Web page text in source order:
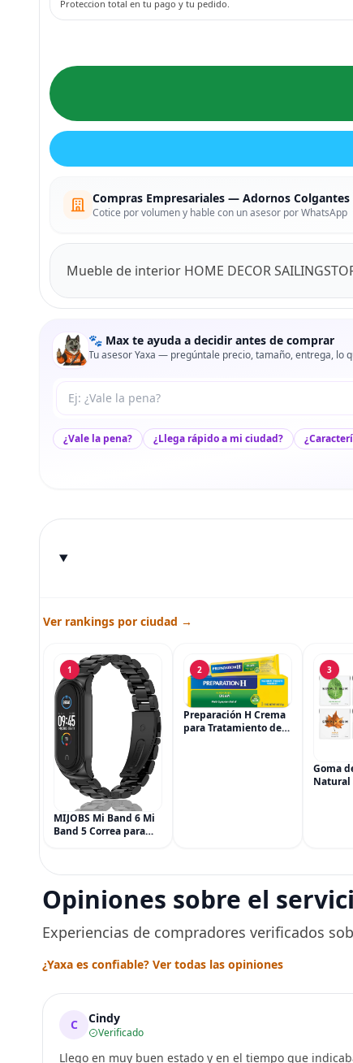
Proteccion total en tu pago y tu pedido.
Compras Empresariales — Adornos Colgantes
Cotice por volumen y hable con un asesor por WhatsApp
Mueble de interior HOME DECOR
🐾 Max te ayuda a decidir antes de comprar
Tu asesor Yaxa — pregúntale precio, tamaño, entrega, lo
Tu pregunta a Max
¿Vale la pena? ¿Llega rápido a mi ciudad?
Ver rankings por ciudad →
1
MIJOBS Mi Band 6 Mi
Band 5 Correa para
de metal para Mi
Smart Band 6
2
Preparación H Crema
para Tratamiento de
3
Goma
Natural
Opiniones sobre el
Experiencias de compradores verificados
¿Yaxa es confiable? Ver todas las opiniones
C Cindy
Verificado
Llego en muy buen estado y en el tiempo que